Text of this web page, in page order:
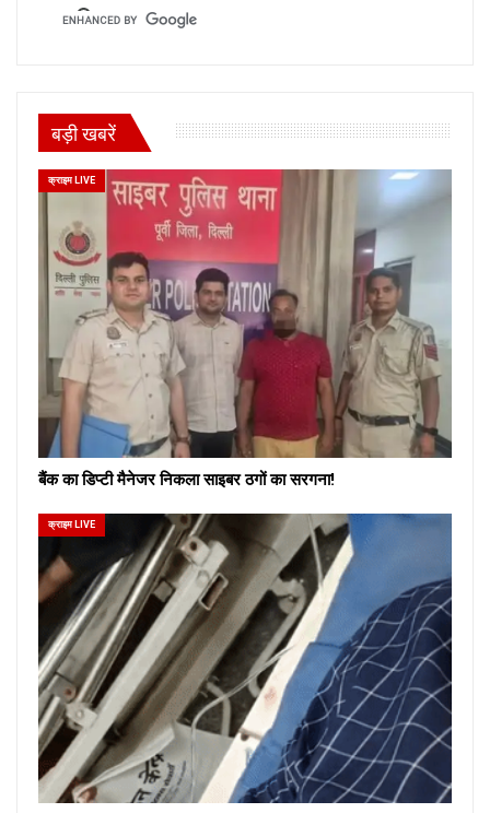
बड़ी खबरें
क्राइम LIVE
बैंक का डिप्टी मैनेजर निकला साइबर ठगों का सरगना!
क्राइम LIVE